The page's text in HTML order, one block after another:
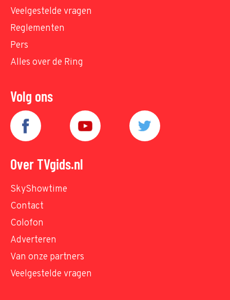
Veelgestelde vragen
Reglementen
Pers
Alles over de Ring
Volg ons
Over TVgids.nl
SkyShowtime
Contact
Colofon
Adverteren
Van onze partners
Veelgestelde vragen